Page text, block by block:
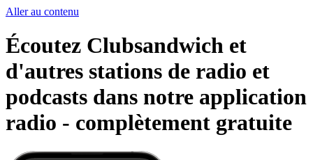
Aller au contenu
Écoutez Clubsandwich et
d'autres stations de radio et
podcasts dans notre application
radio - complètement gratuite